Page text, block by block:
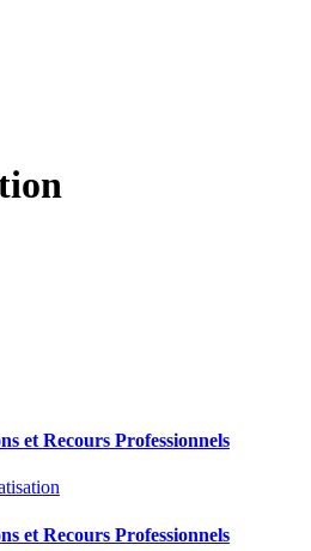
et Recours Professionnels
et Recours Professionnels